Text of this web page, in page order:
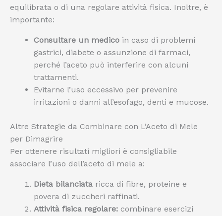
equilibrata o di una regolare attività fisica. Inoltre, è
importante:
Consultare un medico in caso di problemi
gastrici, diabete o assunzione di farmaci,
perché l’aceto può interferire con alcuni
trattamenti.
Evitarne l’uso eccessivo per prevenire
irritazioni o danni all’esofago, denti e mucose.
Altre Strategie da Combinare con L’Aceto di Mele
per Dimagrire
Per ottenere risultati migliori è consigliabile
associare l’uso dell’aceto di mele a:
Dieta bilanciata ricca di fibre, proteine e
povera di zuccheri raffinati.
Attività fisica regolare: combinare esercizi